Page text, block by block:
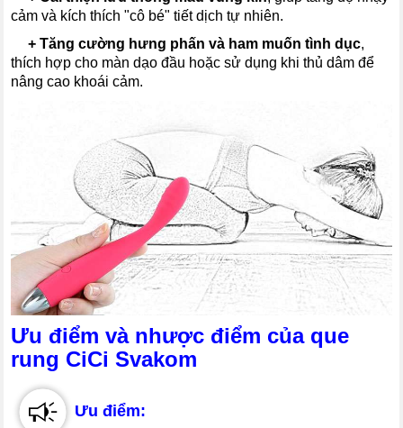
cảm và kích thích "cô bé" tiết dịch tự nhiên.
+Tăng cường hưng phấn và ham muốn tình dục,
thích hợp cho màn dạo đầu hoặc sử dụng khi thủ dâm để
nâng cao khoái cảm.
Ưu điểm và nhược điểm của que
rung CiCi Svakom
Ưu điểm: